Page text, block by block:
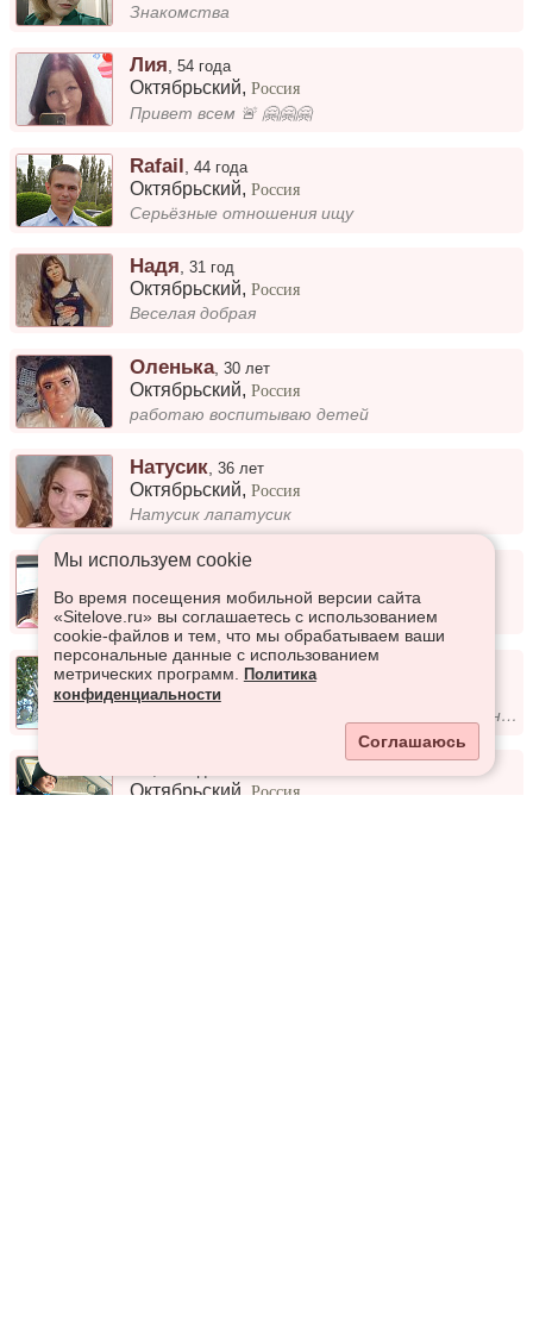
Знакомства
Лия,54 года
Октябрьский,Россия
Привет всем 🚨 🤗🤗🤗
Rafail ,44 года
Октябрьский,Россия
Серьёзные отношения ищу
Надя,31 год
Октябрьский,Россия
Веселая добрая
Оленька,30 лет
Октябрьский,Россия
работаю воспитываю детей
Натусик ,36 лет
Октябрьский,Россия
Натусик лапатусик
Ольга,45 лет
Октябрьский,Россия
Люблю готовить
Влад,50 лет
Октябрьский
Хочу найти женщину для серьёзных отношений создать семью
Октябрьский ,Россия
Мы используем сookie
Во время посещения мобильной версии сайта
«Sitelove.ru» вы соглашаетесь с использованием
cookie-файлов и тем, что мы обрабатываем ваши
персональные данные с использованием
метрических программ.
Политика
конфиденциальности
Соглашаюсь